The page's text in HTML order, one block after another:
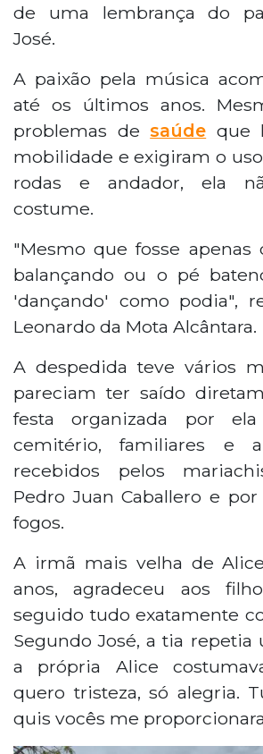
de uma lembrança do
José.
A paixão pela música
até os últimos anos.
problemas desaúde que
mobilidade e exigiram o
rodas e andador, ela
costume.
"Mesmo que fosse apenas
balançando ou o pé
'dançando' como podia",
Leonardo da Mota Alcântara.
A despedida teve vários
pareciam ter saído
festa organizada por
cemitério, familiares e
recebidos pelos
Pedro Juan Caballero e
fogos.
A irmã mais velha de
anos, agradeceu aos
seguido tudo exatamente
Segundo José, a tia repetia
a própria Alice
quero tristeza, só alegria.
quis vocês me